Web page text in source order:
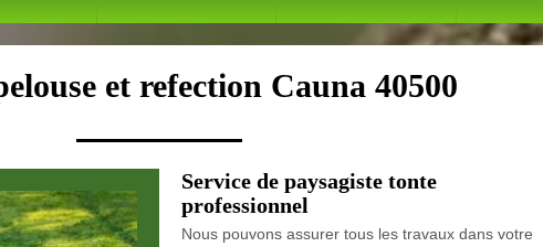
et refection Cauna 40500
Service de paysagiste tonte
professionnel
Nous pouvons assurer tous les travaux dans votre